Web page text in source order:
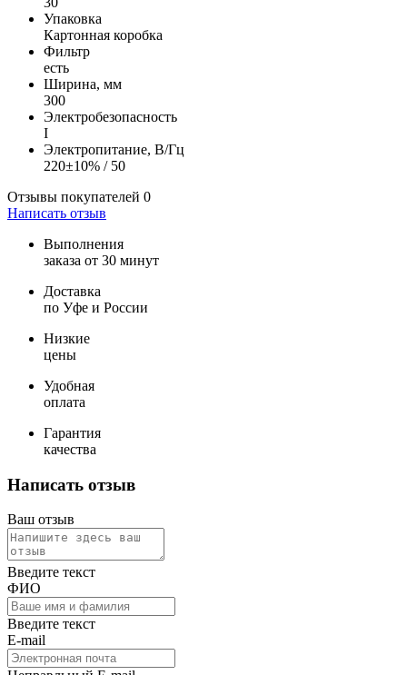
Упаковка
Картонная коробка
Фильтр
есть
Ширина, мм
300
Электробезопасность
I
Электропитание, В/Гц
220±10% / 50
Отзывы покупателей 0
Написать отзыв
Выполнения
заказа от 30 минут
Доставка
по Уфе и России
Низкие
цены
Удобная
оплата
Гарантия
качества
Написать отзыв
Ваш отзыв
Введите текст
ФИО
Введите текст
E-mail